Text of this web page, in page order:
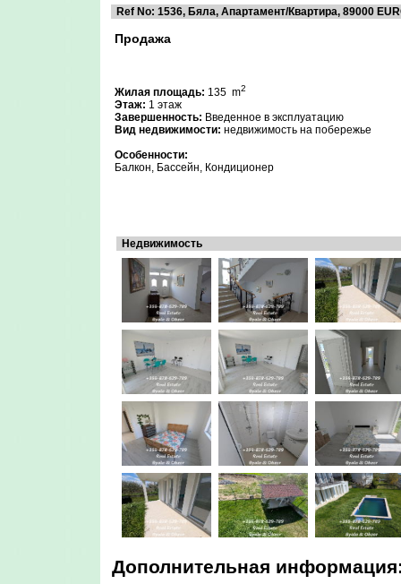
Ref No: 1536, Бяла, Апартамент/Квартира, 89000
Продажа
Жилая площадь: 135 m2
Этаж: 1 этаж
Завершенность: Введенное в эксплуатацию
Вид недвижимости: недвижимость на побережье
Особенности:
Балкон, Бассейн, Кондиционер
Недвижимость
Дополнительная